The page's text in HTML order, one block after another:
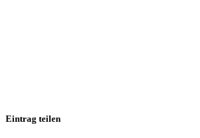
Eintrag teilen